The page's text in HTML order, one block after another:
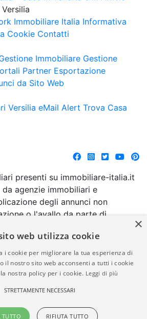
Immobiliare Italia Informativa
Cookie Contatti
Immobiliare Gestione
Partner Esportazione
da Sito Web
Versilia eMail Alert Trova Casa
presenti su immobiliare-italia.it
agenzie immobiliari e
degli annunci non
o l'avallo da parte di
quest'ultima. immobiliare-italia.it
della veridicità, della
della normativa in
o di alcun altro aspetto dei
2026
Powered by
×
web utilizza cookie
i cookie per migliorare la tua esperienza di
il nostro sito web acconsenti a tutti i cookie
nostra policy per i cookie. Leggi di più
STRETTAMENTE NECESSARI
TUTTO RIFIUTA TUTTO